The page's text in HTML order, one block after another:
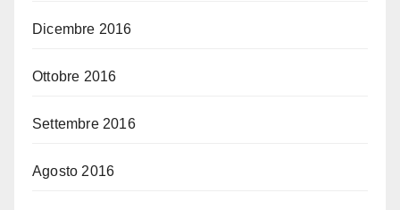
Dicembre 2016
Ottobre 2016
Settembre 2016
Agosto 2016